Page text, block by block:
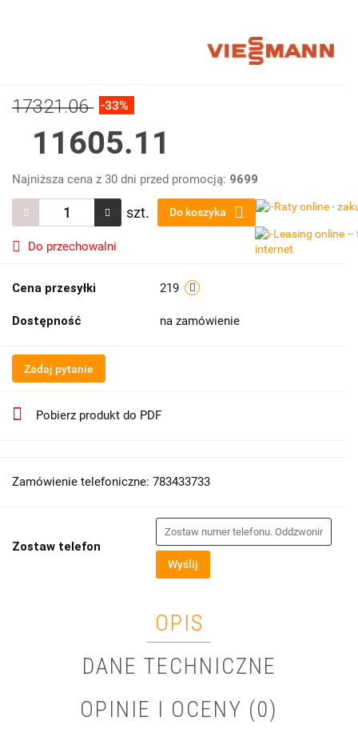
17321.06 -33%
11605.11
Najniższa cena z 30 dni przed promocją: 9699
szt. Do koszyka
Do przechowalni
Cena przesyłki 219
Dostępność na zamówienie
Zadaj pytanie
Pobierz produkt do PDF
Zamówienie telefoniczne: 783433733
Zostaw telefon
Wyślij
OPIS
DANE TECHNICZNE
OPINIE I OCENY (0)